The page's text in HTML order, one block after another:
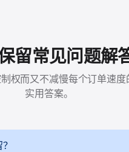
留常见问题解
权而又不减慢每个订单速度
实用答案。